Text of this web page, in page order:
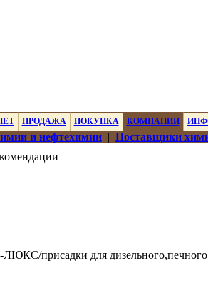
ПРОДАЖА ПОКУПКА КОМПАНИИ
и нефтехимии| Поставщики
присадки для дизельного,печного